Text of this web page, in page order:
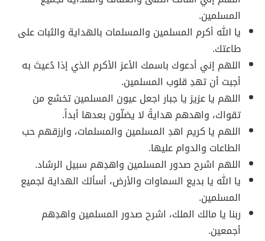
المسلمين.
يا الله أكرم المسلمين والمسلمات بالهداية والثبات على
طاعتك.
اللهم إني أدعوك باسمك الأعز الأكرم الذي إذا دُعيتَ به
أجبت أن تهدِ قلوب المسلمين.
اللهم يا عزيز يا جبار اجعل عيون المسلمين تخشع من
تقواك، واهدهم هدايةً لا يضلّون بعدها أبداً.
اللهم يا كريم اهدِ المسلمين والمسلمات، وارزقهم حب
الطاعات والدوام عليها.
اللهم اشرح صدور المسلمين واهدِهم سبيل الرشاد.
يا الله يا بديع السماوات والأرض، أسألك الهداية لجميع
المسلمين.
ربنا يا مالك الملك، اشرح صدور المسلمين واهدِهم
أجمعين.